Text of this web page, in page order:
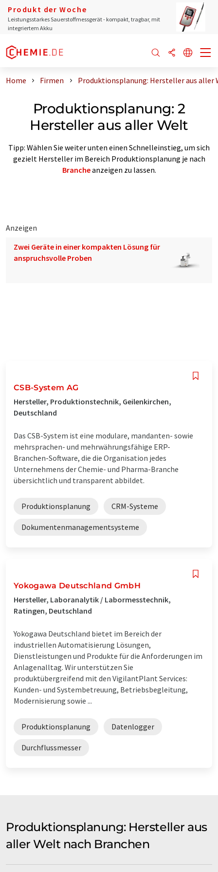
Produkt der Woche
Leistungsstarkes Sauerstoffmessgerät - kompakt, tragbar, mit
integriertem Akku
Home Firmen Produktionsplanung: Hersteller aus aller
Produktionsplanung: 2
Hersteller aus aller Welt
Tipp: Wählen Sie weiter unten einen Schnelleinstieg, um sich
gezielt Hersteller im Bereich Produktionsplanung je nach
Brancheanzeigen zu lassen.
Anzeigen
Zwei Geräte in einer kompakten Lösung für
anspruchsvolle Proben
CSB-System AG
Hersteller, Produktionstechnik, Geilenkirchen,
Deutschland
Das CSB-System ist eine modulare, mandanten- sowie
mehrsprachen- und mehrwährungsfähige ERP-
Branchen-Software, die die Organisation jedes
Unternehmens der Chemie- und Pharma-Branche
übersichtlich und transparent abbildet.
Produktionsplanung CRM-Systeme
Dokumentenmanagementsysteme
Yokogawa Deutschland GmbH
Hersteller, Laboranalytik / Labormesstechnik,
Ratingen, Deutschland
Yokogawa Deutschland bietet im Bereich der
industriellen Automatisierung Lösungen,
Dienstleistungen und Produkte für die Anforderungen im
Anlagenalltag. Wir unterstützen Sie
produktübergreifend mit den VigilantPlant Services:
Kunden- und Systembetreuung, Betriebsbegleitung,
Modernisierung sowie ...
Produktionsplanung Datenlogger
Durchflussmesser
Produktionsplanung: Hersteller aus
aller Welt nach Branchen